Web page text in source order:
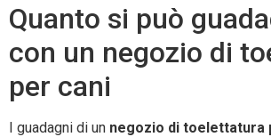
Quanto si può
con un negozio di
per cani
I guadagni di un negozio di toelettatura